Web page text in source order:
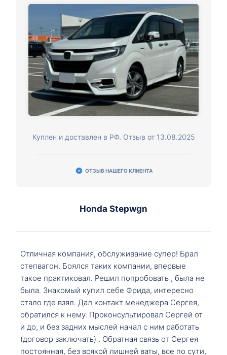
Куплен и доставлен в РФ. Отзыв от 13.08.2025
ОТЗЫВ НАШЕГО КЛИЕНТА
Honda Stepwgn
Отличная компания, обслуживание супер! Брал
степвагон. Боялся таких компании, впервые
такое практиковал. Решил попробовать , была не
была. Знакомый купил себе Фрида, интересно
стало где взял. Дал контакт менеджера Сергея,
обратился к нему. Проконсультировал Сергей от
и до, и без задних мыслей начал с ним работать
(договор заключать) . Обратная связь от Сергея
постоянная, без всякой лишней ваты, все по сути,